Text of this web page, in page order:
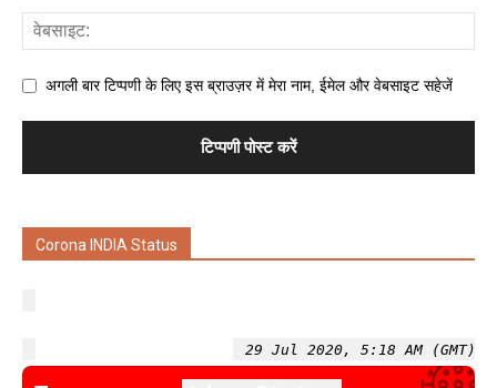
अगली बार टिप्पणी के लिए इस ब्राउज़र में मेरा नाम, ईमेल और वेबसाइट सहेजें
Corona INDIA Status
29 Jul 2020, 5:18 AM (GMT)